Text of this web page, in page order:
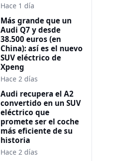
Hace 1 día
Más grande que un
Audi Q7 y desde
38.500 euros (en
China): así es el nuevo
SUV eléctrico de
Xpeng
Hace 2 días
Audi recupera el A2
convertido en un SUV
eléctrico que
promete ser el coche
más eficiente de su
historia
Hace 2 días